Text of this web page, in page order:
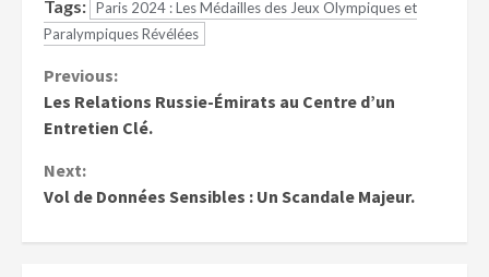
Tags: Paris 2024 : Les Médailles des Jeux Olympiques et
Paralympiques Révélées
Previous:
Les Relations Russie-Émirats au Centre d’un
Entretien Clé.
Next:
Vol de Données Sensibles : Un Scandale Majeur.